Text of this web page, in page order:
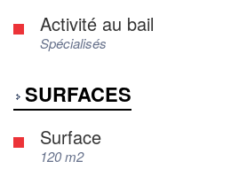
Activité au bail
Spécialisés
SURFACES
Surface
120 m2